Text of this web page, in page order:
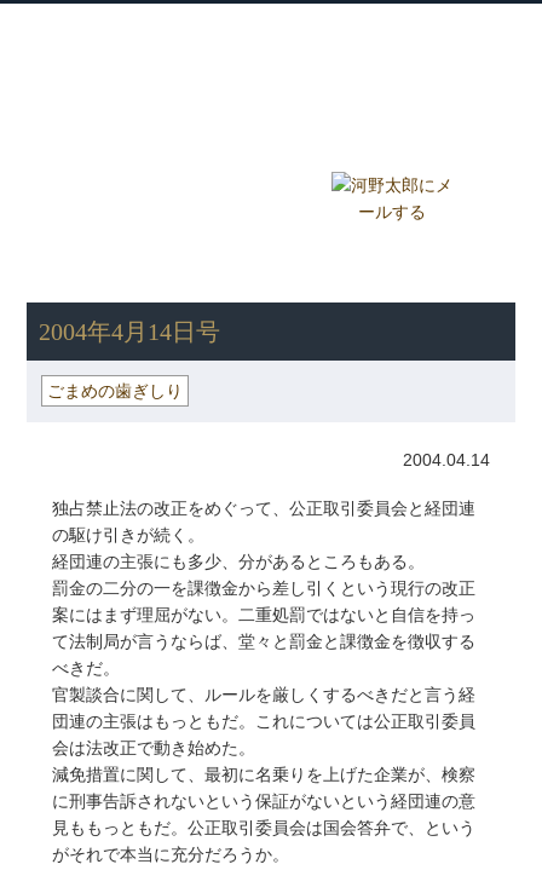
2004年4月14日号
ごまめの歯ぎしり
2004.04.14
独占禁止法の改正をめぐって、公正取引委員会と経団連
の駆け引きが続く。
経団連の主張にも多少、分があるところもある。
罰金の二分の一を課徴金から差し引くという現行の改正
案にはまず理屈がない。二重処罰ではないと自信を持っ
て法制局が言うならば、堂々と罰金と課徴金を徴収する
べきだ。
官製談合に関して、ルールを厳しくするべきだと言う経
団連の主張はもっともだ。これについては公正取引委員
会は法改正で動き始めた。
減免措置に関して、最初に名乗りを上げた企業が、検察
に刑事告訴されないという保証がないという経団連の意
見ももっともだ。公正取引委員会は国会答弁で、という
がそれで本当に充分だろうか。